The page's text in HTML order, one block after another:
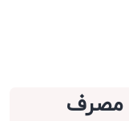
مصرف